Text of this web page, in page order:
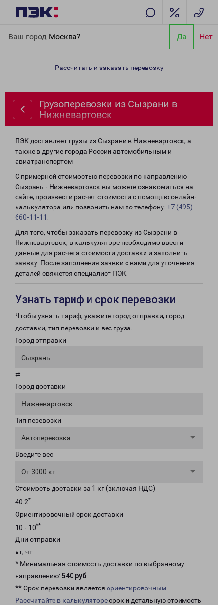
Ваш город Москва? Да Нет
Нижневартовск
Рассчитать и заказать перевозку
Грузоперевозки из Сызрани в
Нижневартовск
ПЭК доставляет грузы из Сызрани в Нижневартовск, а
также в другие города России автомобильным и
авиатранспортом.
С примерной стоимостью перевозки по направлению
Сызрань - Нижневартовск вы можете ознакомиться на
сайте, произвести расчет стоимости с помощью онлайн-
калькулятора или позвонить нам по телефону: +7 (495)
660-11-11
Для того, чтобы заказать перевозку из Сызрани в
Нижневартовск, в калькуляторе необходимо ввести
данные для расчета стоимости доставки и заполнить
заявку. После заполнения заявки с вами для уточнения
деталей свяжется специалист ПЭК.
Узнать тариф и срок перевозки
Чтобы узнать тариф, укажите город отправки, город
доставки, тип перевозки и вес груза.
Город отправки
Сызрань
⇄
Город доставки
Нижневартовск
Тип перевозки
Автоперевозка
Введите вес
От 3000 кг
Стоимость доставки за 1 кг (включая НДС)
40.2*
Ориентировочный срок доставки
10 - 10**
Дни отправки
вт, чт
* Минимальная стоимость доставки по выбранному
направлению: 540 руб.
** Срок перевозки является ориентировочным
Рассчитайте в калькуляторесрок и детальную стоимость